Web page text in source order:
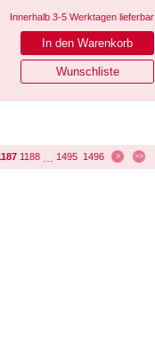
Innerhalb 3-5 Werktagen lieferbar
1188 … 1495 1496 > >>